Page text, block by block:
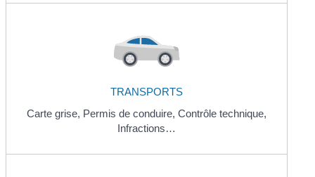
TRANSPORTS
Carte grise, Permis de conduire, Contrôle technique,
Infractions…